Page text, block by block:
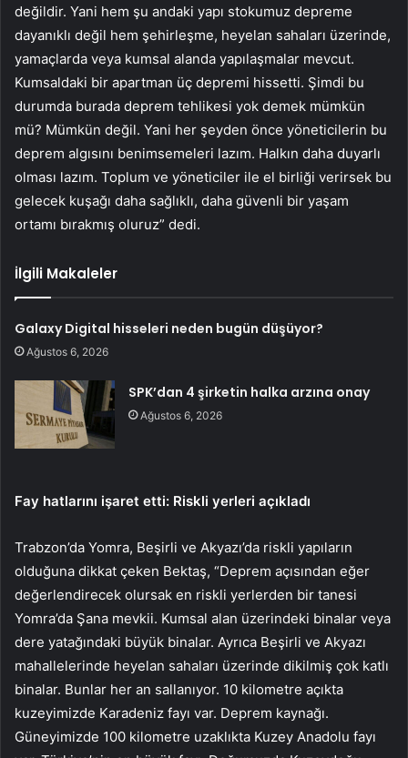
değildir. Yani hem şu andaki yapı stokumuz depreme
dayanıklı değil hem şehirleşme, heyelan sahaları üzerinde,
yamaçlarda veya kumsal alanda yapılaşmalar mevcut.
Kumsaldaki bir apartman üç depremi hissetti. Şimdi bu
durumda burada deprem tehlikesi yok demek mümkün
mü? Mümkün değil. Yani her şeyden önce yöneticilerin bu
deprem algısını benimsemeleri lazım. Halkın daha duyarlı
olması lazım. Toplum ve yöneticiler ile el birliği verirsek bu
gelecek kuşağı daha sağlıklı, daha güvenli bir yaşam
ortamı bırakmış oluruz” dedi.
İlgili Makaleler
Galaxy Digital hisseleri neden bugün düşüyor?
Ağustos 6, 2026
SPK’dan 4 şirketin halka arzına onay
Ağustos 6, 2026
Fay hatlarını işaret etti: Riskli yerleri açıkladı
Trabzon’da Yomra, Beşirli ve Akyazı’da riskli yapıların
olduğuna dikkat çeken Bektaş, “Deprem açısından eğer
değerlendirecek olursak en riskli yerlerden bir tanesi
Yomra’da Şana mevkii. Kumsal alan üzerindeki binalar veya
dere yatağındaki büyük binalar. Ayrıca Beşirli ve Akyazı
mahallelerinde heyelan sahaları üzerinde dikilmiş çok katlı
binalar. Bunlar her an sallanıyor. 10 kilometre açıkta
kuzeyimizde Karadeniz fayı var. Deprem kaynağı.
Güneyimizde 100 kilometre uzaklıkta Kuzey Anadolu fayı